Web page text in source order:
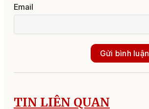
Email
Gửi bình luận
TIN LIÊN QUAN